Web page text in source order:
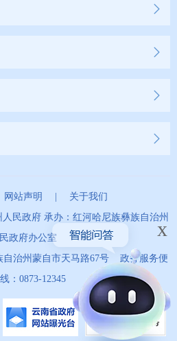
网站声明
关于我们
民政府 承办：红河哈尼族彝族自治州
政府办公室
自治州蒙自市天马路67号 政务服务便
：0873-12345
x